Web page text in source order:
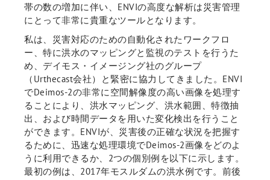
帯の数の増加に伴い、ENVIの高度な解析は災害管理
にとって非常に貴重なツールとなります。
私は、災害対応のための自動化されたワークフロ
ー、特に洪水のマッピングと監視のテストを行うた
め、デイモス・イメージング社のグループ
（Urthecast会社）と緊密に協力してきました。ENVI
でDeimos-2の非常に空間解像度の高い画像を処理す
ることにより、洪水マッピング、洪水範囲、特徴抽
出、および時間データを用いた変化検出を行うこと
ができます。ENVIが、災害後の正確な状況を把握す
るために、迅速な処理環境でDeimos-2画像をどのよ
うに利用できるか、2つの個別例を以下に示します。
最初の例は、2017年モスルダムの洪水例です。前後